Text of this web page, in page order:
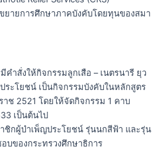
ยายการศึกษาภาคบังคับโดยทุนของสมา
คำสั่งให้กิจกรรมลูกเสือ – เนตรนารี ยุว
ระโยชน์ เป็นกิจกรรมบังคับในหลักสูตร
ช 2521 โดยให้จัดกิจกรรม 1 คาบ
เป็นต้นไป
ชิกผู้บำเพ็ญประโยชน์ รุ่นนกสีฟ้า และรุ่น
บของกระทรวงศึกษาธิการ